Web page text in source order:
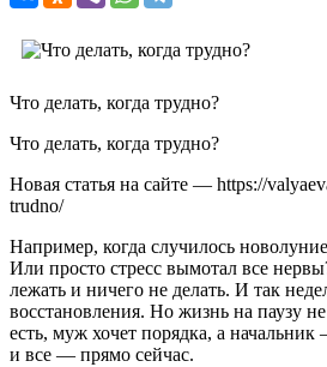
Что делать, когда трудно?
Что делать, когда трудно?
Новая статья на сайте — https://
trudno/
Например, когда случилось
Или просто стресс вымотал все
лежать и ничего не делать. И так
восстановления. Но жизнь на паузу
есть, муж хочет порядка, а
и все — прямо сейчас.